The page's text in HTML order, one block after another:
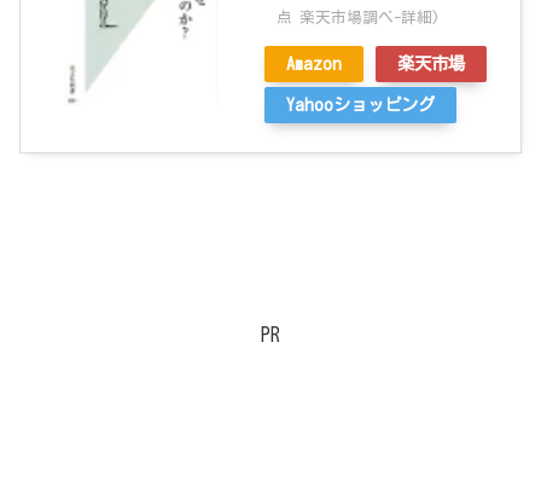
点 楽天市場調べ-詳細)
Amazon 楽天市場
Yahooショッピング
PR